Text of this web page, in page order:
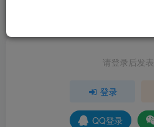
请登录后发
登录
QQ登录